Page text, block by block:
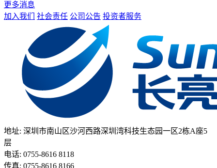
更多消息
加入我们
社会责任 公司公告 投资者服务
地址: 深圳市南山区沙河西路深圳湾科技生态园一区2栋A座5
层
电话: 0755-8616 8118
传真: 0755-8616 8166